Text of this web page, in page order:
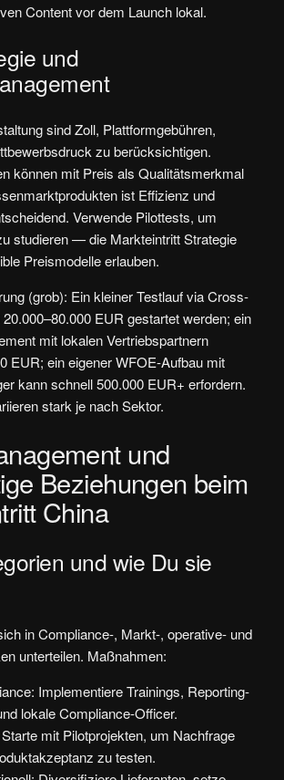
Content vor dem Launch lokal.
und
sind Zoll, Plattformgebühren,
zu berücksichtigen.
können mit Preis als Qualitätsmerkmal
ist Effizienz und
Verwende Pilottests, um
studieren — die Markteintritt Strategie
Preismodelle erlauben.
(grob): Ein kleiner Testlauf via Cross-
EUR gestartet werden; ein
mit lokalen Vertriebspartnern
EUR; ein eigener WFOE-Aufbau mit
kann schnell 500.000 EUR+ erfordern.
stark je nach Sektor.
und
Beziehungen beim
China
und wie Du sie
in Compliance-, Markt-, operative- und
unterteilen. Maßnahmen:
Implementiere Trainings, Reporting-
lokale Compliance-Officer.
mit Pilotprojekten, um Nachfrage
zu testen.